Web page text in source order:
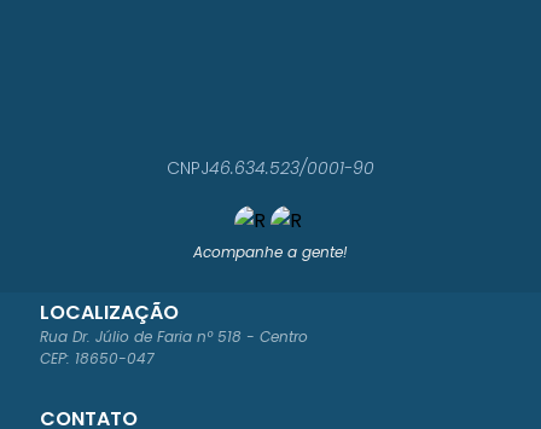
Acompanhe a gente!
LOCALIZAÇÃO
Rua Dr. Júlio de Faria nº 518 - Centro
CEP: 18650-047
CONTATO
CNPJ46.634.523/0001-90